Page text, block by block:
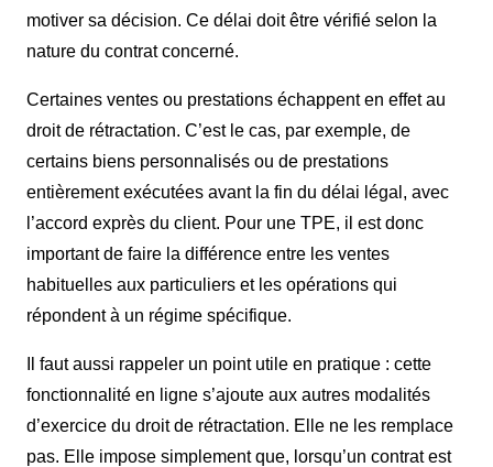
motiver sa décision. Ce délai doit être vérifié selon la
nature du contrat concerné.
Certaines ventes ou prestations échappent en effet au
droit de rétractation. C’est le cas, par exemple, de
certains biens personnalisés ou de prestations
entièrement exécutées avant la fin du délai légal, avec
l’accord exprès du client. Pour une TPE, il est donc
important de faire la différence entre les ventes
habituelles aux particuliers et les opérations qui
répondent à un régime spécifique.
Il faut aussi rappeler un point utile en pratique : cette
fonctionnalité en ligne s’ajoute aux autres modalités
d’exercice du droit de rétractation. Elle ne les remplace
pas. Elle impose simplement que, lorsqu’un contrat est